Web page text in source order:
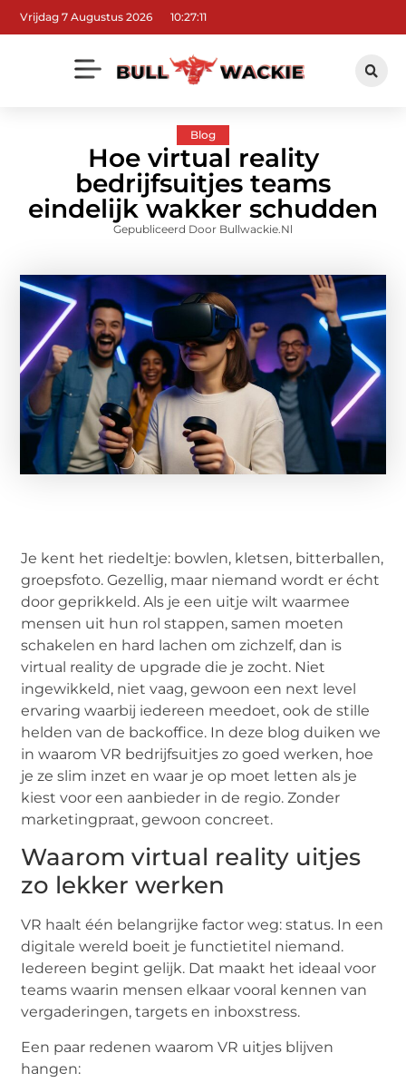
Vrijdag 7 Augustus 2026 10:27:12
Blog
Hoe virtual reality
bedrijfsuitjes teams
eindelijk wakker schudden
Gepubliceerd Door Bullwackie.nl
Je kent het riedeltje: bowlen, kletsen, bitterballen,
groepsfoto. Gezellig, maar niemand wordt er écht
door geprikkeld. Als je een uitje wilt waarmee
mensen uit hun rol stappen, samen moeten
schakelen en hard lachen om zichzelf, dan is
virtual reality de upgrade die je zocht. Niet
ingewikkeld, niet vaag, gewoon een next level
ervaring waarbij iedereen meedoet, ook de stille
helden van de backoffice. In deze blog duiken we
in waarom VR bedrijfsuitjes zo goed werken, hoe
je ze slim inzet en waar je op moet letten als je
kiest voor een aanbieder in de regio. Zonder
marketingpraat, gewoon concreet.
Waarom virtual reality uitjes
zo lekker werken
VR haalt één belangrijke factor weg: status. In een
digitale wereld boeit je functietitel niemand.
Iedereen begint gelijk. Dat maakt het ideaal voor
teams waarin mensen elkaar vooral kennen van
vergaderingen, targets en inboxstress.
Een paar redenen waarom VR uitjes blijven
hangen: